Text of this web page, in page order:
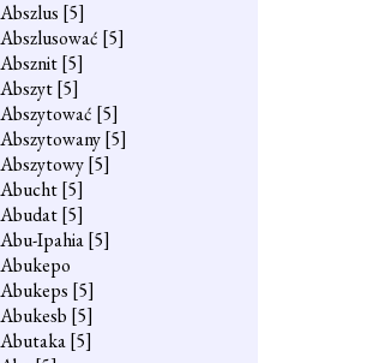
Abszlus [5]
Abszlusować [5]
Absznit[5]
Abszyt[5]
Abszytować [5]
Abszytowany[5]
Abszytowy[5]
Abucht[5]
Abudat[5]
Abu-Ipahia[5]
Abukepo
Abukeps [5]
Abukesb [5]
Abutaka[5]